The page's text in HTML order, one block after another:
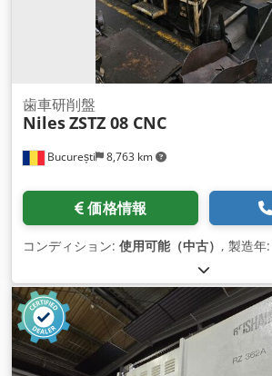
București 8,763 km
歯車研削盤
NilesZSTZ 08 CNC
価格情報
コンディション: 使用可能（中古） , 製造年: